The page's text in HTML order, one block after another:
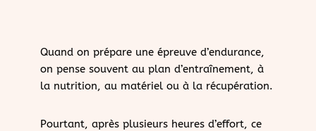
Quand on prépare une épreuve d’endurance,
on pense souvent au plan d’entraînement, à
la nutrition, au matériel ou à la récupération.
Pourtant, après plusieurs heures d’effort, ce